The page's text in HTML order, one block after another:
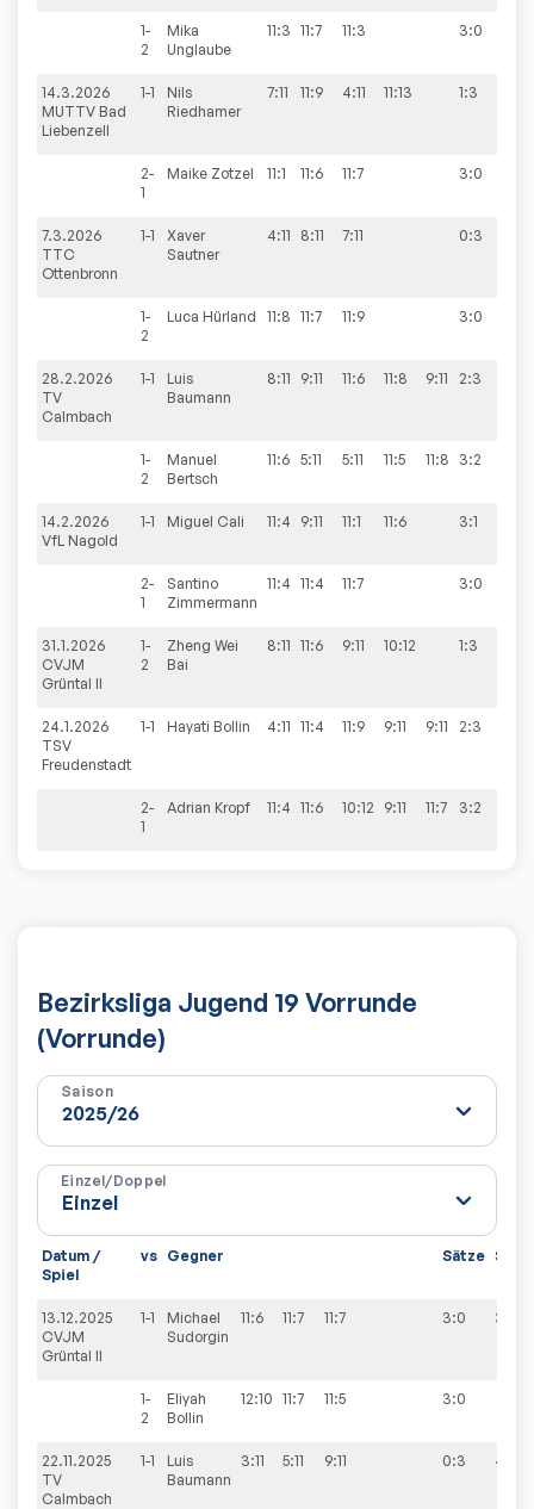
1-
2
Mika
Unglaube
11:3 11:7 11:3 3:0
14.3.2026
MUTTV Bad
Liebenzell
1-1
Nils
Riedhamer
7:11 11:9 4:11 11:13 1:3
2-
1
Maike Zotzel 11:1 11:6 11:7 3:0
7.3.2026
TTC
Ottenbronn
1-1
Xaver
Sautner
4:11 8:11 7:11 0:3
1-
2
Luca Hürland 11:8 11:7 11:9 3:0
28.2.2026
TV
Calmbach
1-1
Luis
Baumann
8:11 9:11 11:6 11:8 9:11 2:3
1-
2
Manuel
Bertsch
11:6 5:11 5:11 11:5 11:8 3:2
14.2.2026
VfL Nagold
1-1 Miguel Cali 11:4 9:11 11:1 11:6 3:1
2-
1
Santino
Zimmermann
11:4 11:4 11:7 3:0
31.1.2026
CVJM
Grüntal II
1-
2
Zheng Wei
Bai
8:11 11:6 9:11 10:12 1:3
24.1.2026
TSV
Freudenstadt
1-1 Hayati Bollin 4:11 11:4 11:9 9:11 9:11 2:3
2-
1
Adrian Kropf 11:4 11:6 10:12 9:11 11:7 3:2
Bezirksliga Jugend 19 Vorrunde
(Vorrunde)
Saison
Einzel/Doppel
Datum /
Spiel
vs Gegner Sätze
13.12.2025
CVJM
Grüntal II
1-1
Michael
Sudorgin
11:6 11:7 11:7 3:0 3:6
1-
2
Eliyah
Bollin
12:10 11:7 11:5 3:0
22.11.2025
TV
Calmbach
1-1
Luis
Baumann
3:11 5:11 9:11 0:3 4:6